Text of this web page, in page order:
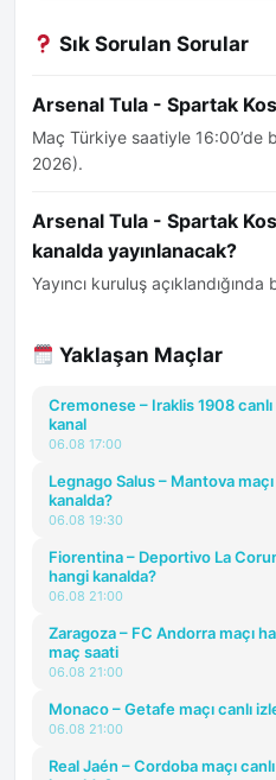
Sık Sorulan Sorular
Arsenal Tula - Spartak
Maç Türkiye saatiyle 16:00’de
2026).
Arsenal Tula - Spartak
kanalda yayınlanacak?
Yayıncı kuruluş
Yaklaşan Maçlar
Cremonese – Iraklis 1908 canlı
kanal
06.08 17:00
Legnago Salus – Mantova
kanalda?
06.08 19:30
Fiorentina – Deportivo La
hangi kanalda?
06.08 21:00
Zaragoza – FC Andorra maçı
maç saati
06.08 21:00
Monaco – Getafe maçı canlı
06.08 21:00
Real Jaén – Cordoba maçı